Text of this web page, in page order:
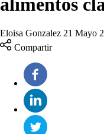
alimentos
Eloisa Gonzalez 21 Mayo
Compartir